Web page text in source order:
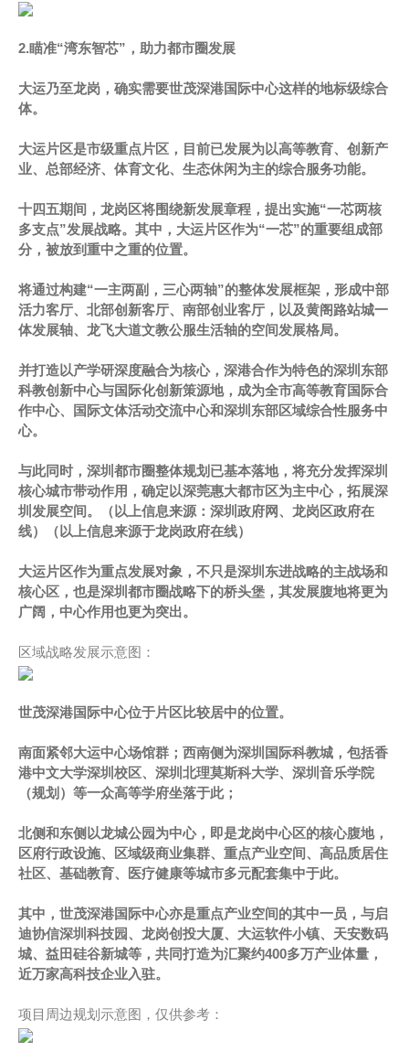
2.瞄准“湾东智芯”，助力都市圈发展
大运乃至龙岗，确实需要世茂深港国际中心这样的地标级综合
体。
大运片区是市级重点片区，目前已发展为以高等教育、创新产
业、总部经济、体育文化、生态休闲为主的综合服务功能。
十四五期间，龙岗区将围绕新发展章程，提出实施“一芯两核
多支点”发展战略。其中，大运片区作为“一芯”的重要组成部
分，被放到重中之重的位置。
将通过构建“一主两副，三心两轴”的整体发展框架，形成中部
活力客厅、北部创新客厅、南部创业客厅，以及黄阁路站城一
体发展轴、龙飞大道文教公服生活轴的空间发展格局。
并打造以产学研深度融合为核心，深港合作为特色的深圳东部
科教创新中心与国际化创新策源地，成为全市高等教育国际合
作中心、国际文体活动交流中心和深圳东部区域综合性服务中
心。
与此同时，深圳都市圈整体规划已基本落地，将充分发挥深圳
核心城市带动作用，确定以深莞惠大都市区为主中心，拓展深
圳发展空间。（以上信息来源：深圳政府网、龙岗区政府在
线）（以上信息来源于龙岗政府在线）
大运片区作为重点发展对象，不只是深圳东进战略的主战场和
核心区，也是深圳都市圈战略下的桥头堡，其发展腹地将更为
广阔，中心作用也更为突出。
区域战略发展示意图：
世茂深港国际中心位于片区比较居中的位置。
南面紧邻大运中心场馆群；西南侧为深圳国际科教城，包括香
港中文大学深圳校区、深圳北理莫斯科大学、深圳音乐学院
（规划）等一众高等学府坐落于此；
北侧和东侧以龙城公园为中心，即是龙岗中心区的核心腹地，
区府行政设施、区域级商业集群、重点产业空间、高品质居住
社区、基础教育、医疗健康等城市多元配套集中于此。
其中，世茂深港国际中心亦是重点产业空间的其中一员，与启
迪协信深圳科技园、龙岗创投大厦、大运软件小镇、天安数码
城、益田硅谷新城等，共同打造为汇聚约400多万产业体量，
近万家高科技企业入驻。
项目周边规划示意图，仅供参考：